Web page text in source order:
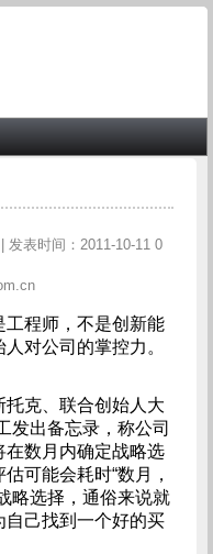
| 发表时间：2011-10-11 0
工程师，不是创新能
对公司的掌控力。
托克、联合创始人大
发出备忘录，称公司
在数月内确定战略选
可能会耗时“数月，
略选择，通俗来说就
自己找到一个好的买